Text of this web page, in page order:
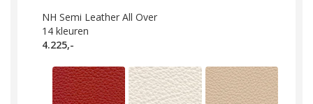
NH Semi Leather All Over
14 kleuren
4.225,-